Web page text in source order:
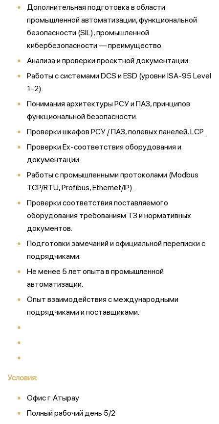
Дополнительная подготовка в области
промышленной автоматизации, функциональной
безопасности (SIL), промышленной
кибербезопасности — преимущество.
Анализа и проверки проектной документации:
Работы с системами DCS и ESD (уровни ISA-95 Level
1–2).
Понимания архитектуры РСУ и ПАЗ, принципов
функциональной безопасности.
Проверки шкафов РСУ / ПАЗ, полевых панелей, LCP.
Проверки Ex-соответствия оборудования и
документации.
Работы с промышленными протоколами (Modbus
TCP/RTU, Profibus, Ethernet/IP).
Проверки соответствия поставляемого
оборудования требованиям ТЗ и нормативных
документов.
Подготовки замечаний и официальной переписки с
подрядчиками.
Не менее 5 лет опыта в промышленной
автоматизации.
Опыт взаимодействия с международными
подрядчиками и поставщиками.
Условия:
Офис г. Атырау
Полный рабочий день 5/2